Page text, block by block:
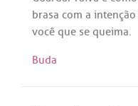
brasa com a intenção
você que se queima.
Buda